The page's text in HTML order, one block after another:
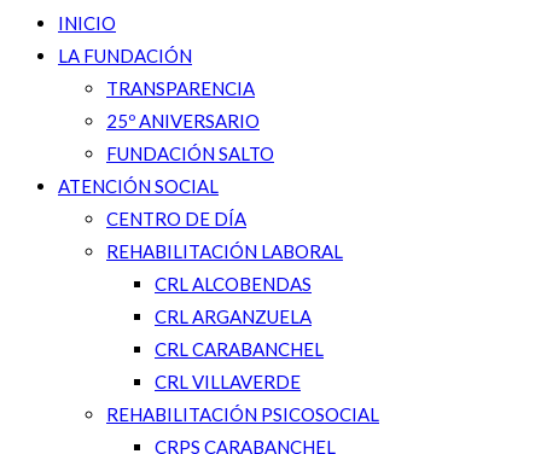
INICIO
LA FUNDACIÓN
TRANSPARENCIA
25º ANIVERSARIO
FUNDACIÓN SALTO
ATENCIÓN SOCIAL
CENTRO DE DÍA
REHABILITACIÓN LABORAL
CRL ALCOBENDAS
CRL ARGANZUELA
CRL CARABANCHEL
CRL VILLAVERDE
REHABILITACIÓN PSICOSOCIAL
CRPS CARABANCHEL